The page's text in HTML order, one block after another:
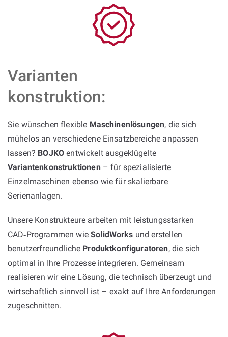
Varianten
konstruktion:
Sie wünschen flexible Maschinenlösungen, die sich
mühelos an verschiedene Einsatzbereiche anpassen
lassen? BOJKO entwickelt ausgeklügelte
Variantenkonstruktionen– für spezialisierte
Einzelmaschinen ebenso wie für skalierbare
Serienanlagen.
Unsere Konstrukteure arbeiten mit leistungsstarken
CAD‑Programmen wieSolidWorks und erstellen
benutzerfreundliche Produktkonfiguratoren, die sich
optimal in Ihre Prozesse integrieren. Gemeinsam
realisieren wir eine Lösung, die technisch überzeugt und
wirtschaftlich sinnvoll ist – exakt auf Ihre Anforderungen
zugeschnitten.